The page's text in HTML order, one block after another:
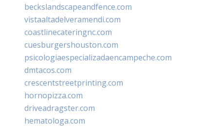
beckslandscapeandfence.com
vistaaltadelveramendi.com
coastlinecateringnc.com
cuesburgershouston.com
psicologiaespecializadaencampeche.com
dmtacos.com
crescentstreetprinting.com
hornopizza.com
driveadragster.com
hematologa.com